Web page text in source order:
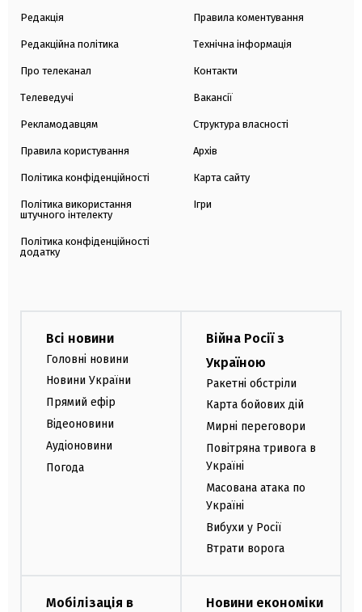
Редакція
Редакційна політика
Про телеканал
Телеведучі
Рекламодавцям
Правила користування
Політика конфіденційності
Політика використання
штучного інтелекту
Політика конфіденційності
додатку
Правила коментування
Технічна інформація
Контакти
Вакансії
Структура власності
Архів
Карта сайту
Ігри
Всі новини
Головні новини
Новини України
Прямий ефір
Відеоновини
Аудіоновини
Погода
Війна Росії з
Україною
Ракетні обстріли
Карта бойових дій
Мирні переговори
Повітряна тривога в
Україні
Масована атака по
Україні
Вибухи у Росії
Втрати ворога
Мобілізація в
Новини економіки